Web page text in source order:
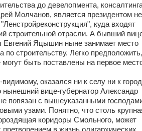
до девелопмента,
Молчанов, является президентом не
куда входят
строительной отрасли. А бывший
Евгений Яцышин ныне занимает место
по строительству. Легко предположить,
могут быть поставлены на первое
оказался ни к селу ни к
нынешний вице-губернатор Александр
повязан с вышеуказанными
узами. Понятно, что столь
коридоры Смольного, может
претворением в жизнь олигархических